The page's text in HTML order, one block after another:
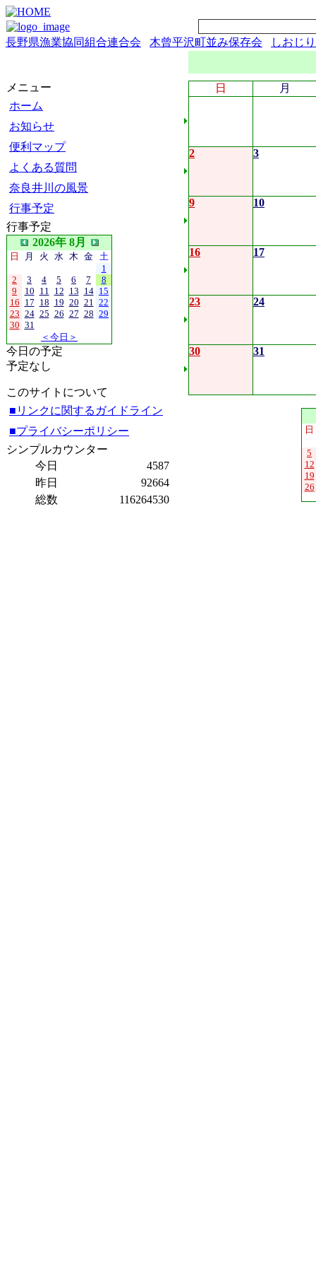
長野県漁業協同組合連合会 木曾平沢町並み保存会 しおじ
メニュー
ホーム
お知らせ
便利マップ
よくある質問
奈良井川の風景
行事予定
行事予定
2026年 8月
日 月 火 水 木 金 土
1
2
3 4 5 6 7
8
9
10 11 12 13 14 15
16 17 18 19 20 21 22
23 24 25 26 27 28 29
30 31
＜今日＞
今日の予定
予定なし
このサイトについて
■リンクに関するガイドライン
■プライバシーポリシー
シンプルカウンター
今日
4587
昨日
92664
総数
116264530
日 月
2 3
9 10
16 17
23 24
30 31
日
5
12
19
26